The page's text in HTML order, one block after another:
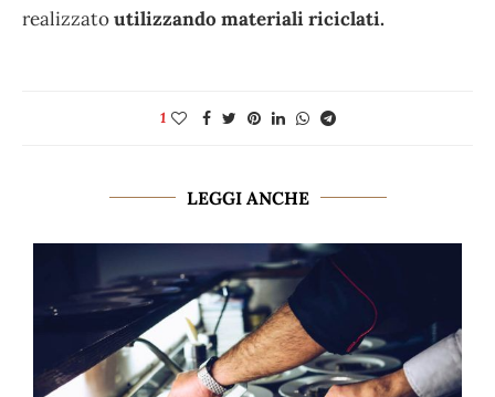
realizzatoutilizzando materiali riciclati.
1
LEGGI ANCHE